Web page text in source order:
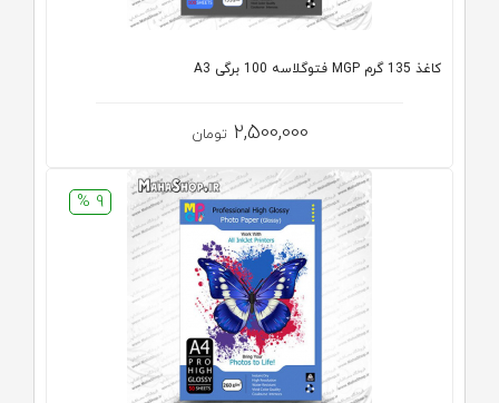
کاغذ 135 گرم MGP فتوگلاسه 100 برگی A3
2,500,000 تومان
9 %